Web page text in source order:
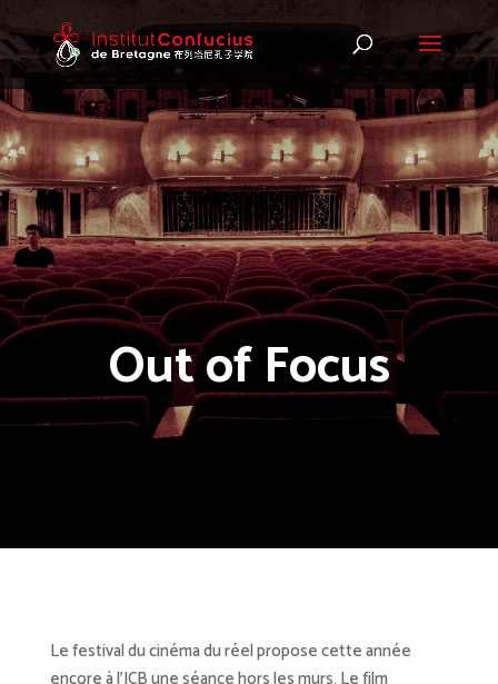
Out of Focus
Le festival du cinéma du réel propose cette année